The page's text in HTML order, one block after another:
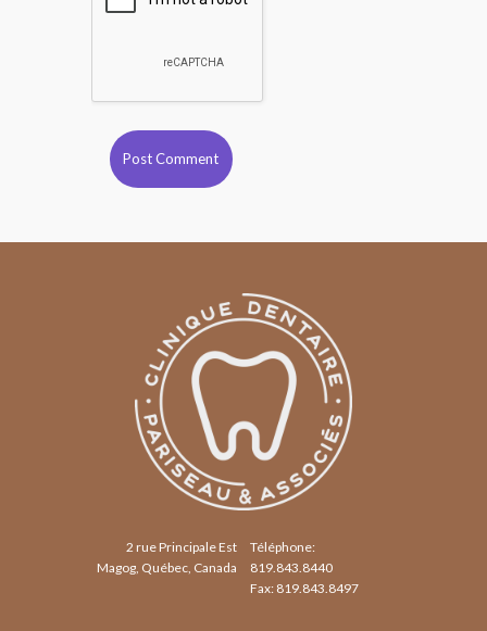
Téléphone:
819.843.8440
Fax: 819.843.8497
2 rue Principale Est
Magog, Québec, Canada